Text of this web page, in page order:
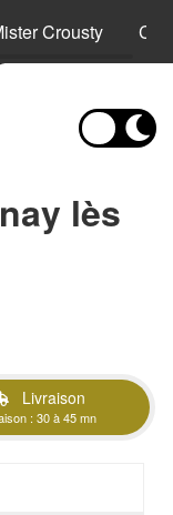
Crousty
lès
Livraison
: 30 à 45 mn